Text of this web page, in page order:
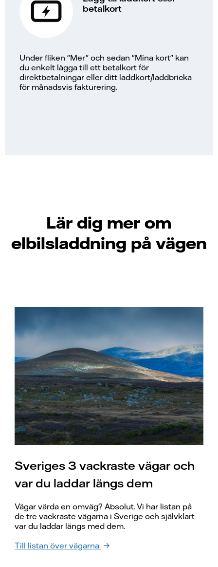
betalkort
Under fliken "Mer" och sedan "Mina kort" kan
du enkelt lägga till ett betalkort för
direktbetalningar eller ditt laddkort/laddbricka
för månadsvis fakturering.
Lär dig mer om
elbilsladdning på vägen
Sveriges 3 vackraste vägar och
var du laddar längs dem
Vägar värda en omväg? Absolut. Vi har listan på
de tre vackraste vägarna i Sverige och självklart
var du laddar längs med dem.
Till listan över vägarna.